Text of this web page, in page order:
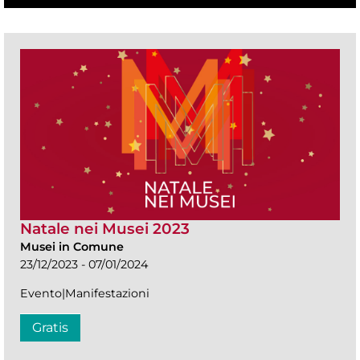
Natale nei Musei 2023
Musei in Comune
23/12/2023 - 07/01/2024
Evento|Manifestazioni
Gratis